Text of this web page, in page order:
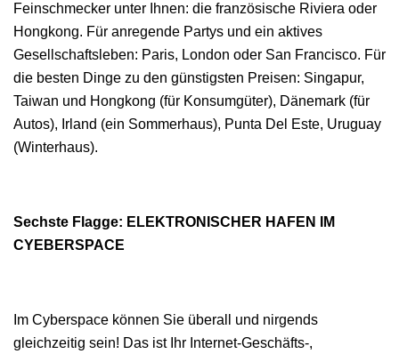
Feinschmecker unter Ihnen: die französische Riviera oder
Hongkong. Für anregende Partys und ein aktives
Gesellschaftsleben: Paris, London oder San Francisco. Für
die besten Dinge zu den günstigsten Preisen: Singapur,
Taiwan und Hongkong (für Konsumgüter), Dänemark (für
Autos), Irland (ein Sommerhaus), Punta Del Este, Uruguay
(Winterhaus).
Sechste Flagge: ELEKTRONISCHER HAFEN IM
CYEBERSPACE
Im Cyberspace können Sie überall und nirgends
gleichzeitig sein! Das ist Ihr Internet-Geschäfts-,